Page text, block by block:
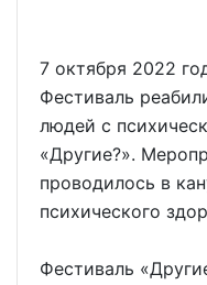
7 октября 2022
Фестиваль
людей с
«Другие?».
проводилось в
психического
Фестиваль